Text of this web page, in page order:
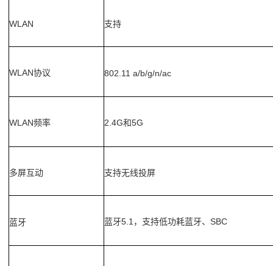
WLAN 支持
WLAN协议 802.11 a/b/g/n/ac
WLAN频率 2.4G和5G
多屏互动 支持无线投屏
蓝牙 蓝牙5.1 ，支持低功耗蓝牙、 SBC